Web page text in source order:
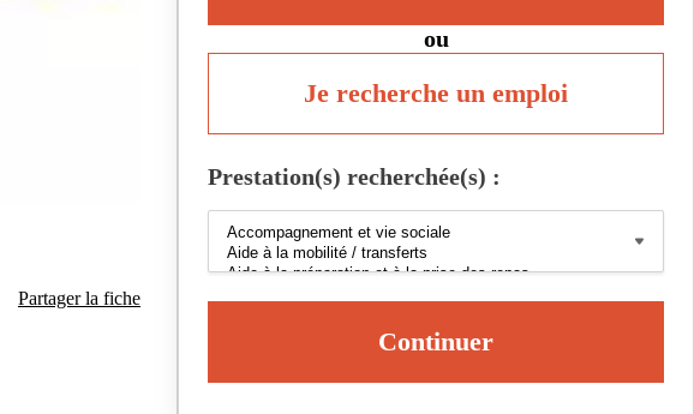
Partager la fiche
ou
Je recherche un emploi
Prestation(s) recherchée(s) :
Continuer